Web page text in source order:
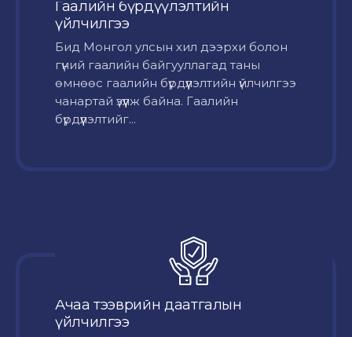
Гаалийн бүрдүүлэлтийн
үйлчилгээ
Бид Монгол улсын хил дээрхи болон
гүний гаалийн байгууллагад таны
өмнөөс гаалийн бүрдүүлэлтийн үйлчилгээ
чанартай үзүүлж байна. Гаалийн
бүрдүүлэлтийг...
Ачаа тээврийн даатгалын
үйлчилгээ